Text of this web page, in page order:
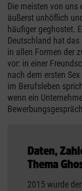
Die meisten von uns
äußerst unhöflich
häufiger geghostet.
Deutschland hat
in allen Formen der
vor: in einer
nach dem ersten
im Berufsleben
wenn ein
Daten,
Thema
2015 wurde